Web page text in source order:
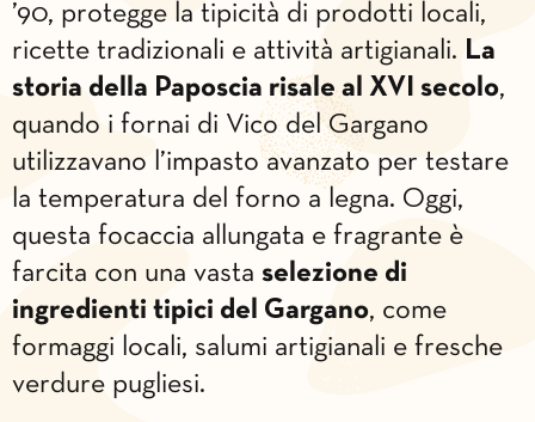
’90, protegge la tipicità di prodotti locali,
ricette tradizionali e attività artigianali. La
storia della Paposcia risale al XVI secolo,
quando i fornai di Vico del Gargano
utilizzavano l’impasto avanzato per testare
la temperatura del forno a legna. Oggi,
questa focaccia allungata e fragrante è
farcita con una vasta selezione di
ingredienti tipici del Gargano, come
formaggi locali, salumi artigianali e fresche
verdure pugliesi.